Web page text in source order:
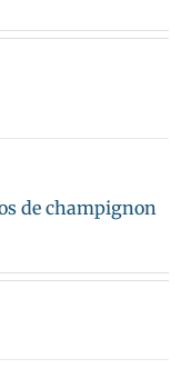
de champignon